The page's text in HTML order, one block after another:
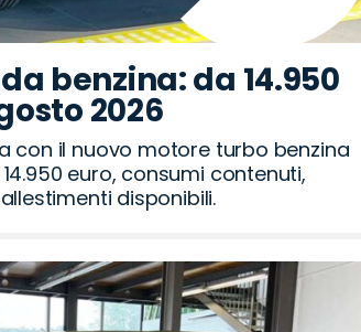
benzina: da 14.950
2026
con il nuovo motore turbo benzina
euro, consumi contenuti,
disponibili.